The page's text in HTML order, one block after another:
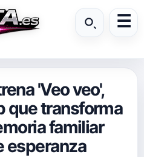
'Veo veo',
que transforma
familiar
esperanza